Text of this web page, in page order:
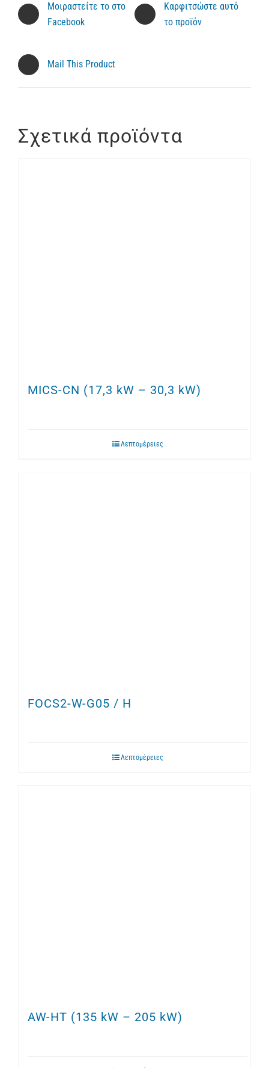
Μοιραστείτε το στο
Facebook
Καρφιτσώστε αυτό
το προϊόν
Mail This Product
Σχετικά προϊόντα
MICS-CN (17,3 kW – 30,3 kW)
Λεπτομέρειες
FOCS2-W-G05 / H
Λεπτομέρειες
AW-HT (135 kW – 205 kW)